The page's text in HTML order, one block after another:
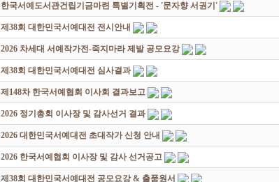
한국서예도서관건립기금마련 특별기획전 - '문자향 서권기'
제38회 대한민국서예대전 전시안내
2026 차세대 서예작가전-죽지마라 제발 공모요강
제38회 대한민국서예대전 심사결과
제148차 한국서예협회 이사회 결과보고
2026 정기총회 이사장 및 감사선거 결과
2026 대한민국서예대전 초대작가 신청 안내
2026 한국서예협회 이사장 및 감사 선거공고
제38회 대한민국서예대전 공모요강 & 출품원서